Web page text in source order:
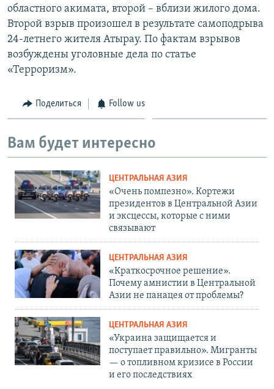
областного акимата, второй – вблизи жилого дома.
Второй взрыв произошел в результате самоподрыва
24-летнего жителя Атырау. По фактам взрывов
возбуждены уголовные дела по статье
«Терроризм».
Поделиться Follow us
Вам будет интересно
ЦЕНТРАЛЬНАЯ АЗИЯ
«Очень помпезно». Кортежи
президентов в Центральной Азии
и эксцессы, которые с ними
связывают
ЦЕНТРАЛЬНАЯ АЗИЯ
«Краткосрочное решение».
Почему амнистии в Центральной
Азии не панацея от проблемы?
ЦЕНТРАЛЬНАЯ АЗИЯ
«Украина защищается и
поступает правильно». Мигранты
— о топливном кризисе в России
и его последствиях